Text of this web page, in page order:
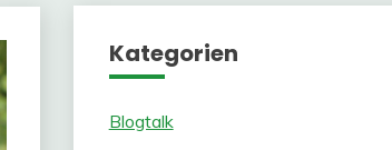
Kategorien
Blogtalk